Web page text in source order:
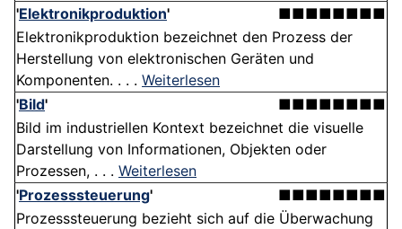
'Elektronikproduktion'
■■■■■■■■
Elektronikproduktion bezeichnet den Prozess der
Herstellung von elektronischen Geräten und
Komponenten. . . . Weiterlesen
'Bild'
■■■■■■■■
Bild im industriellen Kontext bezeichnet die visuelle
Darstellung von Informationen, Objekten oder
Prozessen, . . . Weiterlesen
'Prozesssteuerung'
■■■■■■■■
Prozesssteuerung bezieht sich auf die Überwachung